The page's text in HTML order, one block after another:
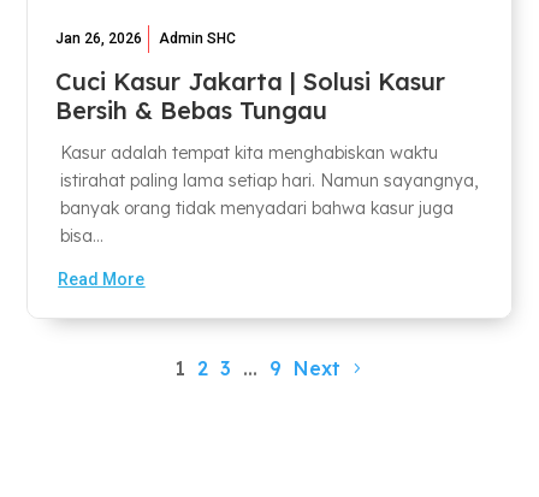
Jan 26, 2026 Admin SHC
Cuci Kasur Jakarta | Solusi Kasur
Bersih & Bebas Tungau
Kasur adalah tempat kita menghabiskan waktu
istirahat paling lama setiap hari. Namun sayangnya,
banyak orang tidak menyadari bahwa kasur juga
bisa...
Read More
1 2 3 … 9 Next